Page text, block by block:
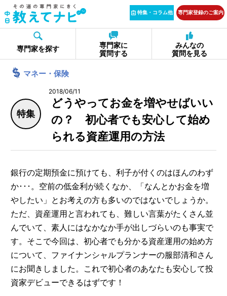
特集・コラム他 専門家登録のご案内
専門家を探す
専門家に
質問する
みんなの
質問を見る
マネー・保険
特集
どうやってお金を増やせばいい
の？ 初心者でも安心して始め
られる資産運用の方法
2018/06/11
銀行の定期預金に預けても、利子が付くのはほんのわず
か･･･。空前の低金利が続くなか、「なんとかお金を増
やしたい」とお考えの方も多いのではないでしょうか。
ただ、資産運用と言われても、難しい言葉がたくさん並
んでいて、素人にはなかなか手が出しづらいのも事実で
す。そこで今回は、初心者でも分かる資産運用の始め方
について、ファイナンシャルプランナーの服部清和さん
にお聞きしました。これで初心者のあなたも安心して投
資家デビューできるはずです！